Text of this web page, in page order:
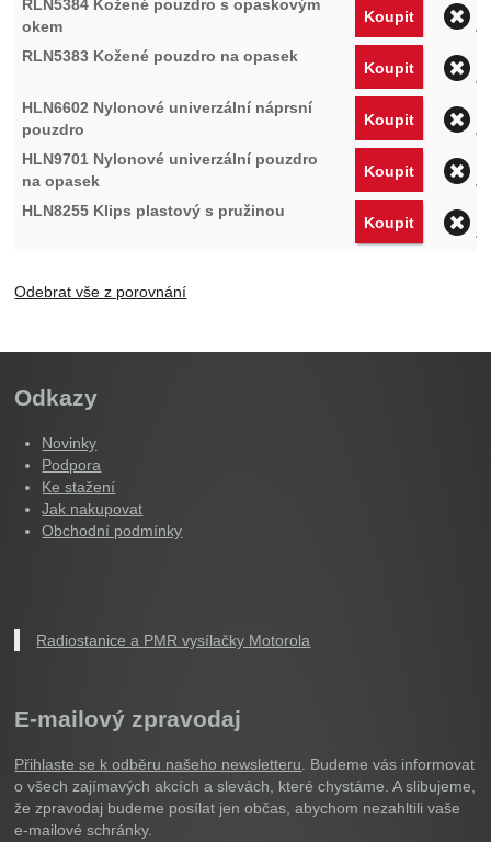
Koupit
Koupit
Koupit
Koupit
Koupit
Odebrat vše z porovnání
Odkazy
Novinky
Podpora
Ke stažení
Jak nakupovat
Obchodní podmínky
Radiostanice a PMR vysílačky Motorola
E-mailový zpravodaj
Přihlaste se k odběru našeho newsletteru . Budeme vás informovat
o všech zajímavých akcích a slevách, které chystáme. A slibujeme,
že zpravodaj budeme posílat jen občas, abychom nezahltili vaše
e-mailové schránky.